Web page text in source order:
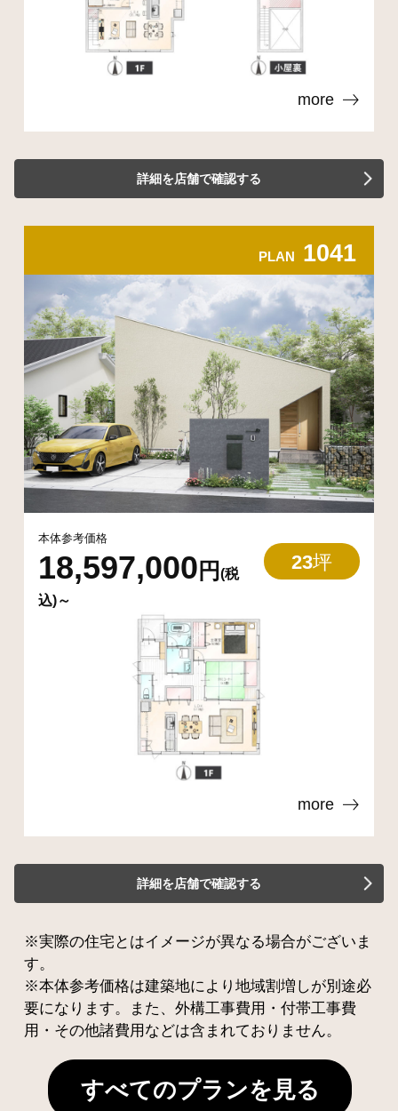
more
詳細を店舗で確認する
PLAN 1041
本体参考価格
18,597,000 円 (税
込)～
23坪
more
詳細を店舗で確認する
※実際の住宅とはイメージが異なる場合がございま
す。
※本体参考価格は建築地により地域割増しが別途必
要になります。また、外構工事費用・付帯工事費
用・その他諸費用などは含まれておりません。
すべてのプランを見る